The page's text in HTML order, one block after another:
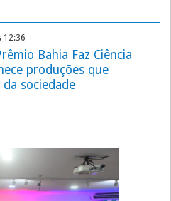
12:36
Bahia Faz Ciência
produções que
sociedade